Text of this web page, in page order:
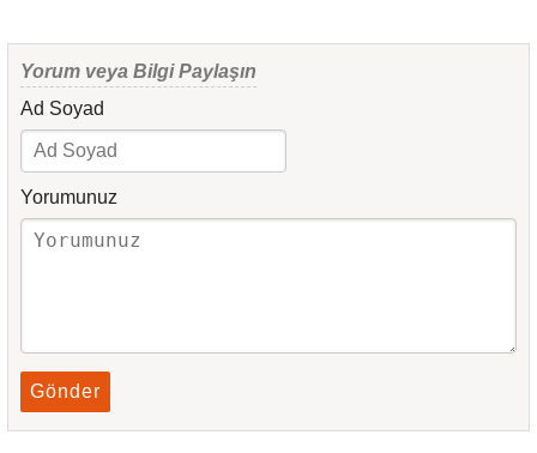
Yorum veya Bilgi Paylaşın
Ad Soyad
Yorumunuz
Gönder